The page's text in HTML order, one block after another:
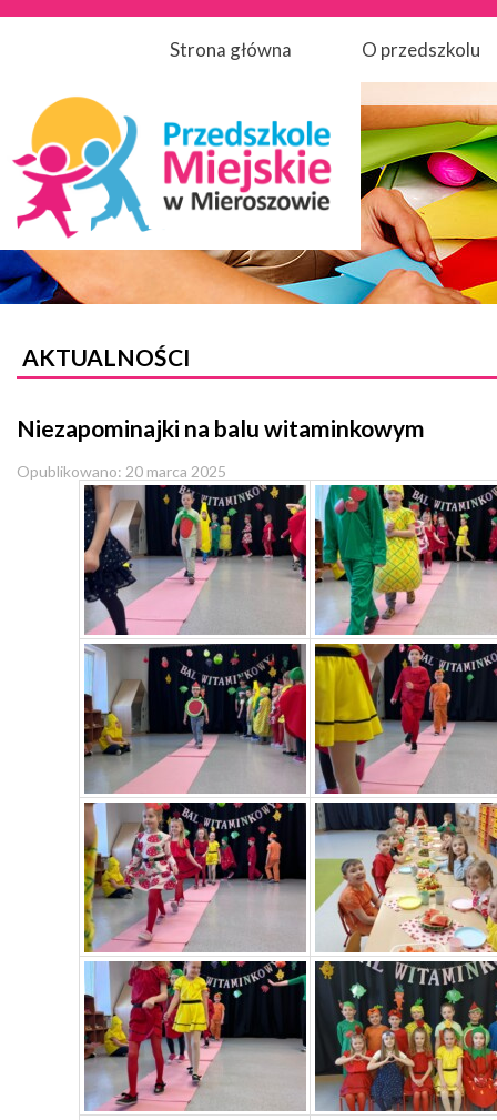
Strona główna O przedszkolu
AKTUALNOŚCI
Niezapominajki na balu witaminkowym
Opublikowano: 20 marca 2025